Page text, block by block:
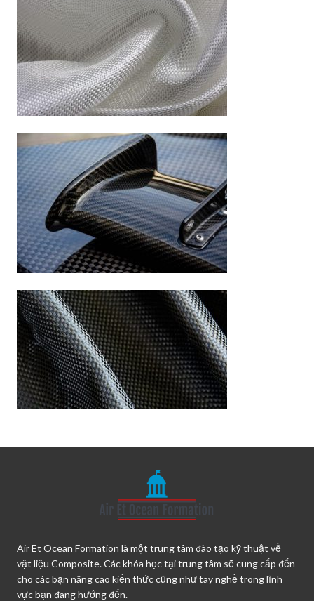
Air Et Ocean Formation là một trung tâm đào tạo kỹ thuật về
vật liệu Composite. Các khóa học tại trung tâm sẽ cung cấp đến
cho các bạn nâng cao kiến thức cũng như tay nghề trong lĩnh
vực bạn đang hướng đến.